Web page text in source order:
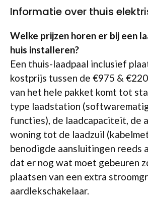
Informatie over thuis
Welke prijzen horen er bij een
huis installeren?
Een thuis-laadpaal inclusief
kostprijs tussen de €975 &
van het hele pakket komt tot
type laadstation
functies), de laadcapaciteit, de
woning tot de laadzuil
benodigde aansluitingen reeds
dat er nog wat moet gebeuren
plaatsen van een extra
aardlekschakelaar.